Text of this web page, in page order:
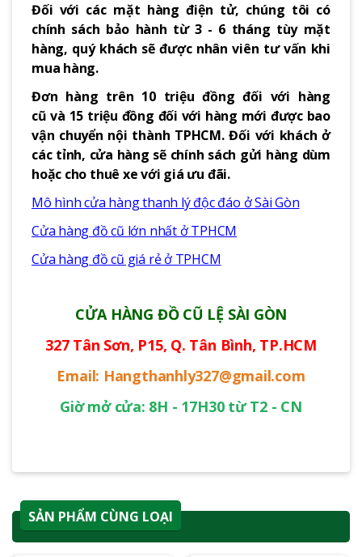
Đối với các mặt hàng điện tử, chúng tôi có
chính sách bảo hành từ 3 - 6 tháng tùy mặt
hàng, quý khách sẽ được nhân viên tư vấn khi
mua hàng.
Đơn hàng trên 10 triệu đồng đối với hàng
cũ và 15 triệu đồng đối với hàng mới được bao
vận chuyển nội thành TPHCM. Đối với khách ở
các tỉnh, cửa hàng sẽ chính sách gửi hàng dùm
hoặc cho thuê xe với giá ưu đãi.
Mô hình cửa hàng thanh lý độc đáo ở Sài Gòn
Cửa hàng đồ cũ lớn nhất ở TPHCM
Cửa hàng đồ cũ giá rẻ ở TPHCM
CỬA HÀNG ĐỒ CŨ LỆ SÀI GÒN
327 Tân Sơn, P15, Q. Tân Bình, TP.HCM
Email: Hangthanhly327@gmail.com
Giờ mở cửa: 8H - 17H30 từ T2 - CN
SẢN PHẨM CÙNG LOẠI